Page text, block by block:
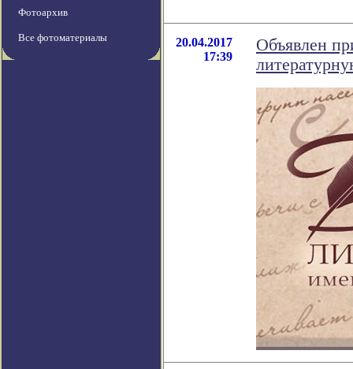
Фотоархив
Все фотоматериалы
20.04.2017
17:39
Объявлен